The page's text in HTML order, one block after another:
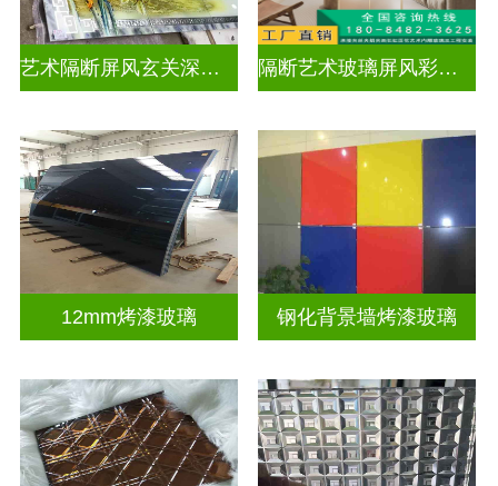
艺术隔断屏风玄关深雕双面效果 隔断艺术玻璃屏风彩绘深雕浮雕玻璃
12mm烤漆玻璃 钢化背景墙烤漆玻璃